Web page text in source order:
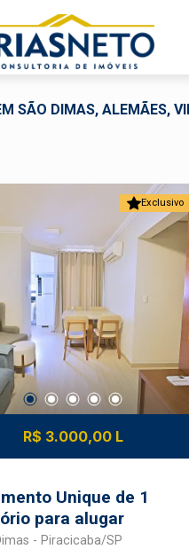
SÃO DIMAS, ALEMÃES,
Exclusivo
R$ 3.000,00 L
Unique de 1
para alugar
- Piracicaba/SP